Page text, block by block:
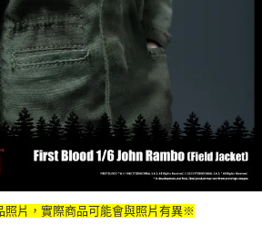
照片，實際商品可能會與照片有異※